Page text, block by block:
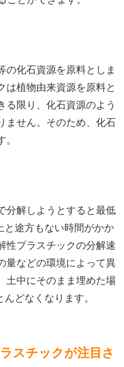
の化石資源を原料としま
は植物由来資源を原料と
る限り、化石資源のよう
ません。そのため、化石
分解しようとすると最低
途方もない時間がかか
性プラスチックの分解速
量などの環境によって異
土中にそのまま埋めた場
どなくなります。
スチックが注目さ